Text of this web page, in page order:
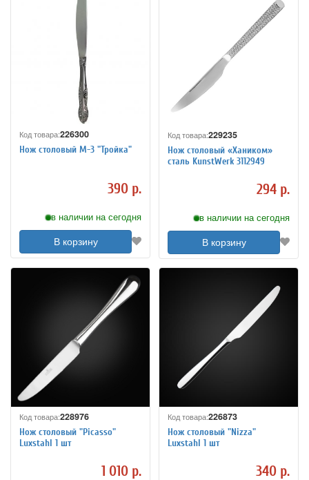
Код товара:226300
Нож столовый М-3 "Тройка"
390 р.
в наличии на сегодня
В корзину
Код товара:229235
Нож столовый «Хаником»
сталь KunstWerk 3112949
294 р.
в наличии на сегодня
В корзину
Код товара:228976
Нож столовый "Picasso"
Luxstahl 1 шт
1 010 р.
Код товара:226873
Нож столовый "Nizza"
Luxstahl 1 шт
340 р.